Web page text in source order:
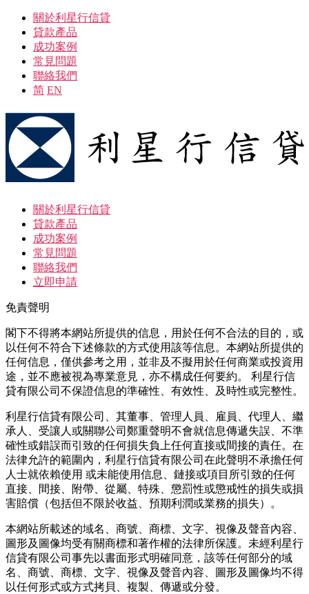
關於利星行信貸
貸款產品
成功案例
常見問題
聯絡我們
简 EN
關於利星行信貸
貸款產品
成功案例
常見問題
聯絡我們
立即申請
免責聲明
閣下不得將本網站所提供的信息，用於任何不合法的目的，或
以任何不符合下述條款的方式使用該等信息。本網站所提供的
任何信息，僅供參考之用，並非及不擬用於任何商業或投資用
途，並不應被視為專業意見，亦不構成任何要約。 利星行信
貸有限公司不保證信息的準確性、有效性、及時性或完整性。
利星行信貸有限公司、其董事、管理人員、雇員、代理人、繼
承人、受讓人或關聯公司鄭重聲明不會就信息傳遞失誤、不準
確性或錯誤而引致的任何損失負上任何直接或間接的責任。在
法律允許的範圍內，利星行信貸有限公司在此聲明不承擔任何
人士就依賴使用 或未能使用信息、鏈接或項目所引致的任何
直接、間接、附帶、從屬、特殊、懲罰性或懲戒性的損失或損
害賠償（包括但不限於收益、預期利潤或業務的損失）。
本網站所載述的域名、商號、商標、文字、視像及聲音內容、
圖形及圖像均受有關商標和著作權的法律所保護。未經利星行
信貸有限公司事先以書面形式明確同意，該等任何部分的域
名、商號、商標、文字、視像及聲音內容、圖形及圖像均不得
以任何形式或方式拷貝、複製、傳遞或分發。